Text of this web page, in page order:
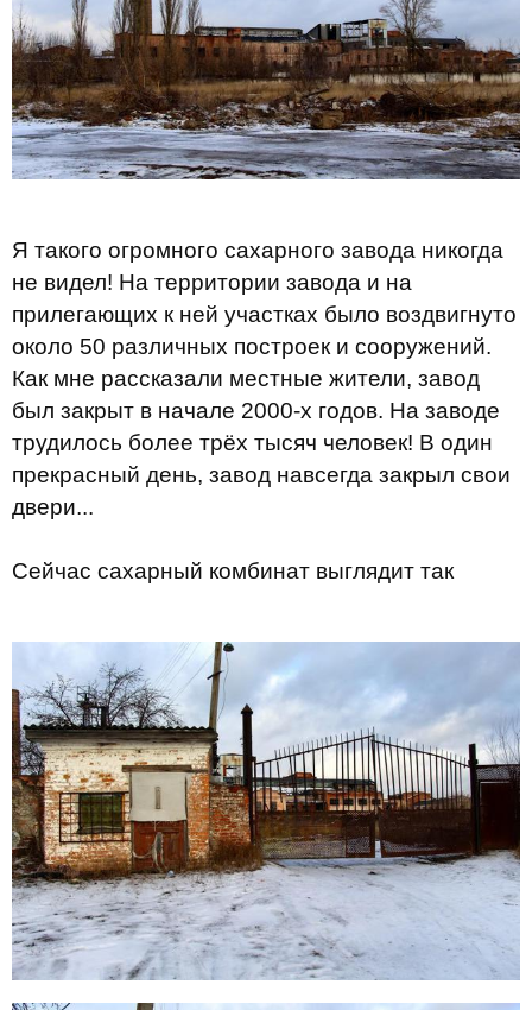
Я такого огромного сахарного завода никогда
не видел! На территории завода и на
прилегающих к ней участках было воздвигнуто
около 50 различных построек и сооружений.
Как мне рассказали местные жители, завод
был закрыт в начале 2000-х годов. На заводе
трудилось более трёх тысяч человек! В один
прекрасный день, завод навсегда закрыл свои
двери...
Сейчас сахарный комбинат выглядит так